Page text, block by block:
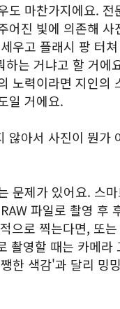
도 마찬가지에요.
어진 빛에 의존해
우고 플래시 팡 터
는 거냐고 할 거에
노력이라면 지인의
일 거에요.
않아서 사진이 뭔가
문제가 있어요. 스
파일로 촬영 후
으로 찍는다면, 또
촬영할 때는 카메
한 색감'과 달리 밍